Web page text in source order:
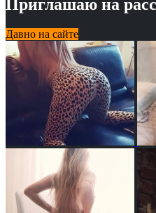
Приглашаю на
Давно на сайте